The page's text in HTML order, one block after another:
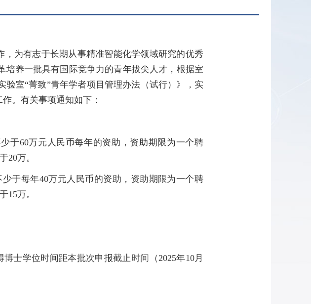
为有志于长期从事精准智能化学领域研究的优秀
培养一批具有国际竞争力的青年拔尖人才，根据室
室“菁致”青年学者项目管理办法（试行）》，实
。有关事项通知如下：
于60万元人民币每年的资助，资助期限为一个聘
20万。
少于每年40万元人民币的资助，资助期限为一个聘
15万。
士学位时间距本批次申报截止时间（ 2025年10月